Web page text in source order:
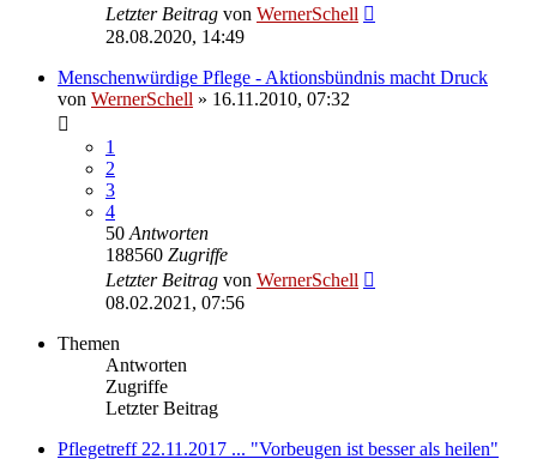
Letzter Beitrag von WernerSchell
28.08.2020, 14:49
Menschenwürdige Pflege - Aktionsbündnis macht Druck
von WernerSchell » 16.11.2010, 07:32
1
2
3
4
50 Antworten
188560 Zugriffe
Letzter Beitrag von WernerSchell
08.02.2021, 07:56
Themen
Antworten
Zugriffe
Letzter Beitrag
Pflegetreff 22.11.2017 ... "Vorbeugen ist besser als heilen"